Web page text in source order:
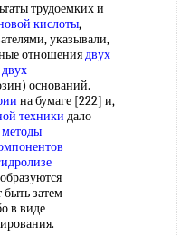
трудоемких и
кислоты,
указывали,
отношениядвух
двух
оснований.
на бумаге [222] и,
техники дало
методы
затем
в виде